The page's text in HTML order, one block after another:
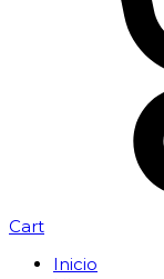
Cart
Inicio